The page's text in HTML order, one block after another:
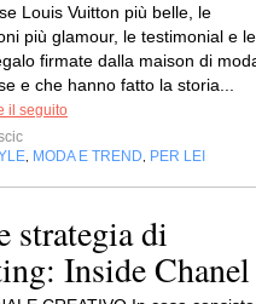
Louis Vuitton più belle, le
più glamour, le testimonial e le
firmate dalla maison di
e che hanno fatto la storia...
il seguito
MODA E TREND PER LEI
strategia di
Inside Chanel